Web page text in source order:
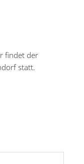
findet der
statt.